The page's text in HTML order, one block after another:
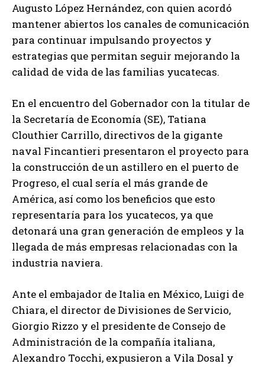
Augusto López Hernández, con quien acordó
mantener abiertos los canales de comunicación
para continuar impulsando proyectos y
estrategias que permitan seguir mejorando la
calidad de vida de las familias yucatecas.
En el encuentro del Gobernador con la titular de
la Secretaría de Economía (SE), Tatiana
Clouthier Carrillo, directivos de la gigante
naval Fincantieri presentaron el proyecto para
la construcción de un astillero en el puerto de
Progreso, el cual sería el más grande de
América, así como los beneficios que esto
representaría para los yucatecos, ya que
detonará una gran generación de empleos y la
llegada de más empresas relacionadas con la
industria naviera.
Ante el embajador de Italia en México, Luigi de
Chiara, el director de Divisiones de Servicio,
Giorgio Rizzo y el presidente de Consejo de
Administración de la compañía italiana,
Alexandro Tocchi, expusieron a Vila Dosal y